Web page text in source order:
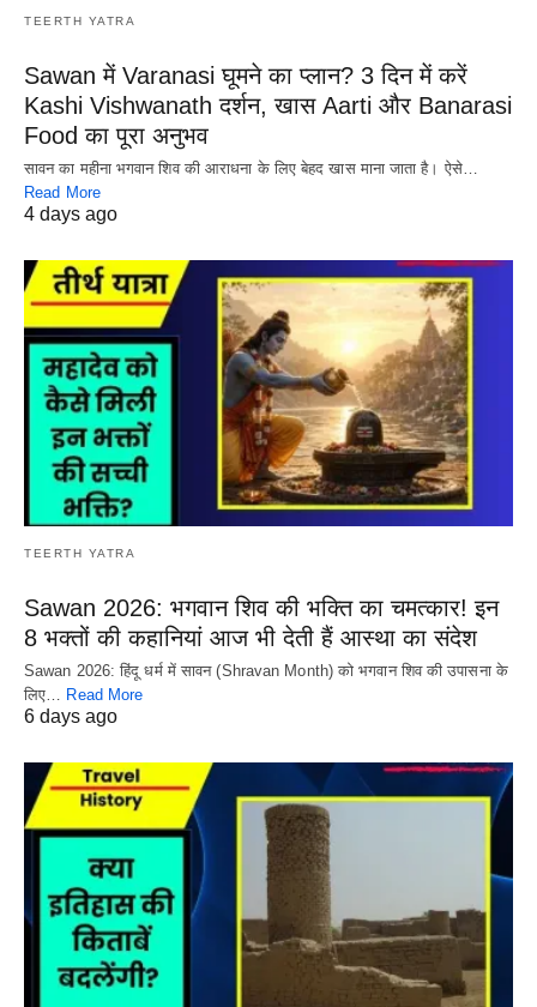
TEERTH YATRA
Sawan में Varanasi घूमने का प्लान? 3 दिन में करें
Kashi Vishwanath दर्शन, खास Aarti और Banarasi
Food का पूरा अनुभव
सावन का महीना भगवान शिव की आराधना के लिए बेहद खास माना जाता है। ऐसे…
Read More
4 days ago
TEERTH YATRA
Sawan 2026: भगवान शिव की भक्ति का चमत्कार! इन
8 भक्तों की कहानियां आज भी देती हैं आस्था का संदेश
Sawan 2026: हिंदू धर्म में सावन (Shravan Month) को भगवान शिव की उपासना के
लिए…
Read More
6 days ago